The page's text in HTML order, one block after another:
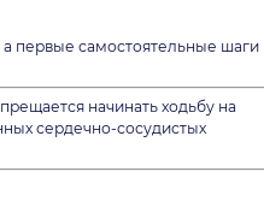
первые самостоятельные шаги
начинать ходьбу на
сердечно-сосудистых